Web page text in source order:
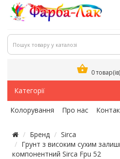
0
Категорії
Колорування Про нас
Бренд
Sirca
Грунт з високим сухим
компонентний Sirca Fpu 52